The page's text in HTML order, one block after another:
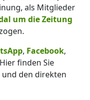
als Mitglieder
um die Zeitung
, Facebook,
finden Sie
und den direkten